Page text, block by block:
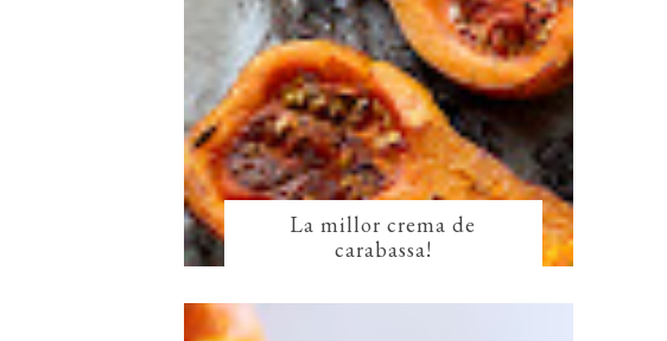
La millor crema de
carabassa!